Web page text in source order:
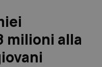
milioni alla